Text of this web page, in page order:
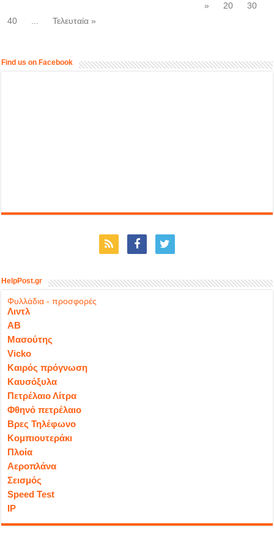
»
20
30
40
Τελευταία »
Find us on Facebook
HelpPost.gr
Φυλλάδια - προσφορές
Λιντλ
ΑΒ
Μασούτης
Vicko
Καιρός πρόγνωση
Καυσόξυλα
Πετρέλαιο Λίτρα
Φθηνό πετρέλαιο
Βρες Τηλέφωνο
Κομπιουτεράκι
Πλοία
Αεροπλάνα
Σεισμός
Speed Test
IP